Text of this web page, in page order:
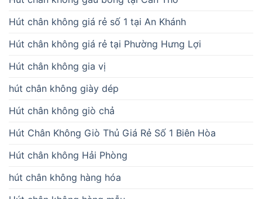
Hút chân không giá rẻ số 1 tại An Khánh
Hút chân không giá rẻ tại Phường Hưng Lợi
Hút chân không gia vị
hút chân không giày dép
Hút chân không giò chả
Hút Chân Không Giò Thủ Giá Rẻ Số 1 Biên Hòa
Hút chân không Hải Phòng
hút chân không hàng hóa